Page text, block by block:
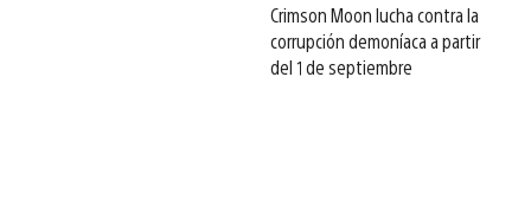
Crimson Moon lucha contra la
corrupción demoníaca a partir
del 1 de septiembre